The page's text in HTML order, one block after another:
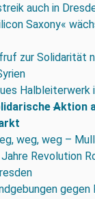
auch in
Saxony«
zur Solidarität
Halbleiterwerk
Aktion
weg, weg –
Revolution
gegen